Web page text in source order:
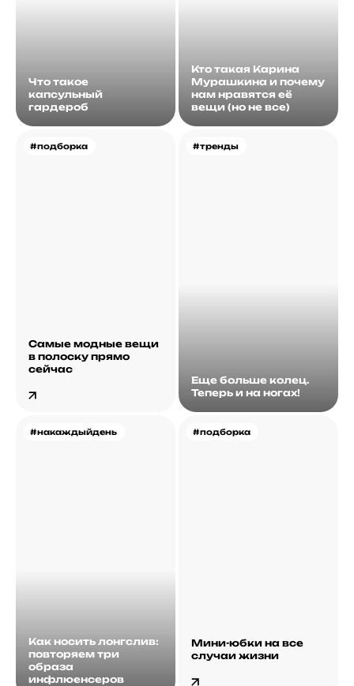
Что такое
капсульный
гардероб
Кто такая Карина
Мурашкина и почему
нам нравятся её
вещи (но не все)
#подборка
Самые модные вещи
в полоску прямо
сейчас
#тренды
Еще больше колец.
Теперь и на ногах!
#накаждыйдень
Как носить лонгслив:
повторяем три
образа
инфлюенсеров
#подборка
Мини-юбки на все
случаи жизни